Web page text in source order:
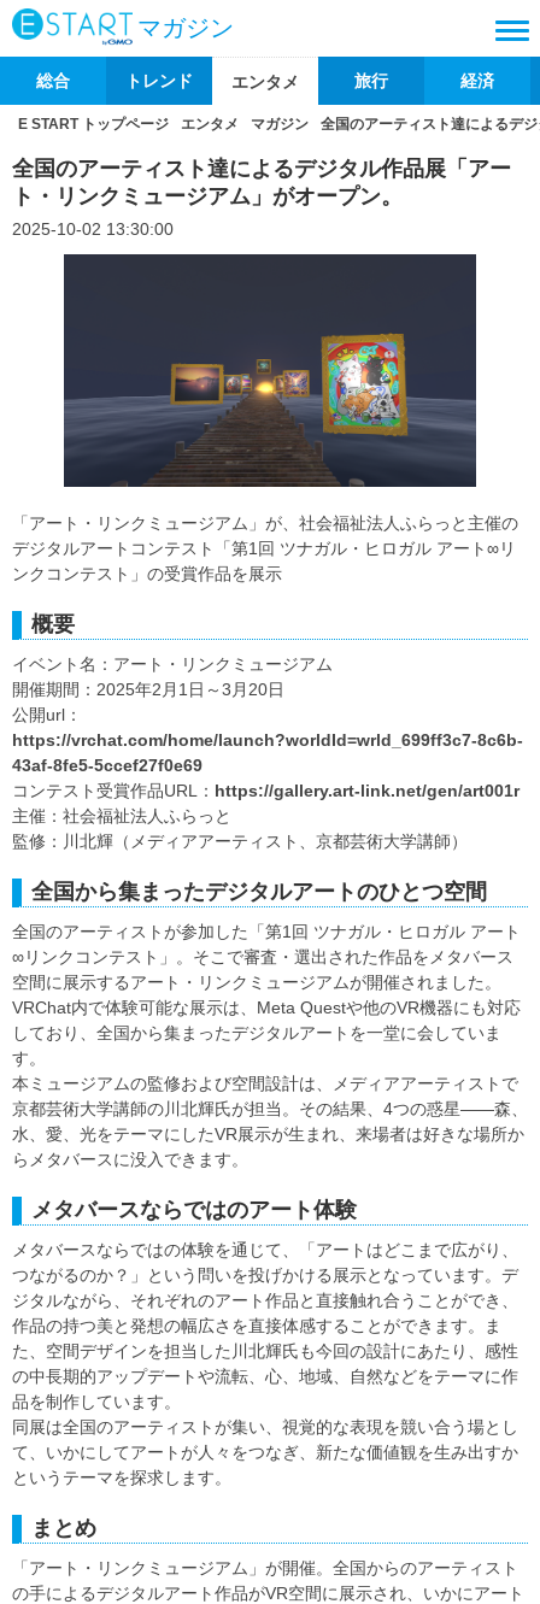
マガジン
総合 トレンド エンタメ 旅行 経済
E START トップページ エンタメ マガジン 全国のアーティスト達によるデ
全国のアーティスト達によるデジタル作品展「アー
ト・リンクミュージアム」がオープン。
2025-10-02 13:30:00
「アート・リンクミュージアム」が、社会福祉法人ふらっと主催の
デジタルアートコンテスト「第1回 ツナガル・ヒロガル アート∞リ
ンクコンテスト」の受賞作品を展示
概要
イベント名：アート・リンクミュージアム
開催期間：2025年2月1日～3月20日
公開url：
https://vrchat.com/home/launch?worldId=wrld_699ff3c7-8c6b-
43af-8fe5-5ccef27f0e69
コンテスト受賞作品URL： https://gallery.art-link.net/gen/art001r
主催：社会福祉法人ふらっと
監修：川北輝（メディアアーティスト、京都芸術大学講師）
全国から集まったデジタルアートのひとつ空間
全国のアーティストが参加した「第1回 ツナガル・ヒロガル アート
∞リンクコンテスト」。そこで審査・選出された作品をメタバース
空間に展示するアート・リンクミュージアムが開催されました。
VRChat内で体験可能な展示は、Meta Questや他のVR機器にも対応
しており、全国から集まったデジタルアートを一堂に会していま
す。
本ミュージアムの監修および空間設計は、メディアアーティストで
京都芸術大学講師の川北輝氏が担当。その結果、4つの惑星——森、
水、愛、光をテーマにしたVR展示が生まれ、来場者は好きな場所か
らメタバースに没入できます。
メタバースならではのアート体験
メタバースならではの体験を通じて、「アートはどこまで広がり、
つながるのか？」という問いを投げかける展示となっています。デ
ジタルながら、それぞれのアート作品と直接触れ合うことができ、
作品の持つ美と発想の幅広さを直接体感することができます。ま
た、空間デザインを担当した川北輝氏も今回の設計にあたり、感性
の中長期的アップデートや流転、心、地域、自然などをテーマに作
品を制作しています。
同展は全国のアーティストが集い、視覚的な表現を競い合う場とし
て、いかにしてアートが人々をつなぎ、新たな価値観を生み出すか
というテーマを探求します。
まとめ
「アート・リンクミュージアム」が開催。全国からのアーティスト
の手によるデジタルアート作品がVR空間に展示され、いかにアート